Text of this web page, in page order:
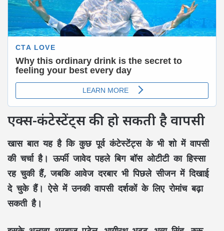
एक्स-कंटेस्टेंट्स की हो सकती है वापसी
खास बात यह है कि कुछ पूर्व कंटेस्टेंट्स के भी शो में वापसी
की चर्चा है।ऊर्फी जावेदपहलेबिग बॉस ओटीटीका हिस्सा
रह चुकी हैं, जबकिआवेज दरबारभी पिछले सीजन में दिखाई
दे चुके हैं। ऐसे में उनकी वापसी दर्शकों के लिए रोमांच बढ़ा
सकती है।